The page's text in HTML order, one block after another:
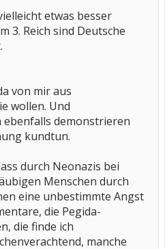
etwas besser
3. Reich sind Deutsche
von mir aus
wollen. Und
demonstrieren
kundtun.
durch Neonazis bei
Menschen durch
eine unbestimmte Angst
die Pegida-
die finde ich
manche